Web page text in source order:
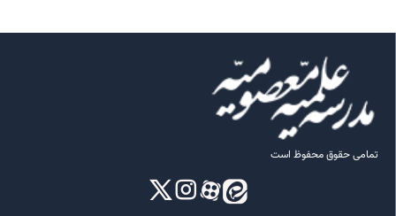
تمامی حقوق محفوظ است